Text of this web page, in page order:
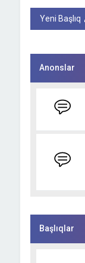
Yeni Başlıq
Anonslar
Başlıqlar